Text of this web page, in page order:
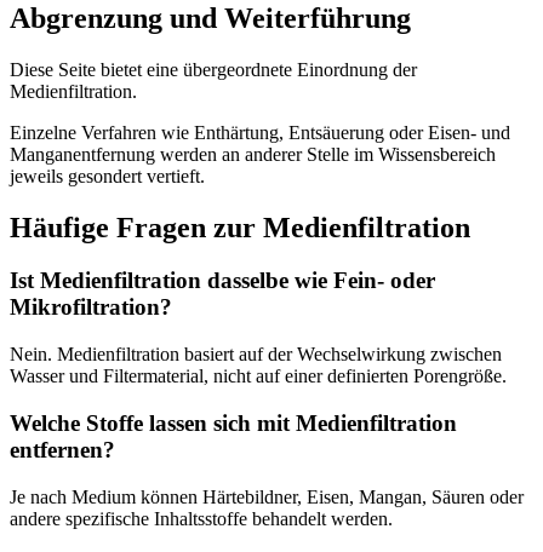
Abgrenzung und Weiterführung
Diese Seite bietet eine übergeordnete Einordnung der
Medienfiltration.
Einzelne Verfahren wie Enthärtung, Entsäuerung oder Eisen- und
Manganentfernung werden an anderer Stelle im Wissensbereich
jeweils gesondert vertieft.
Häufige Fragen zur Medienfiltration
Ist Medienfiltration dasselbe wie Fein- oder
Mikrofiltration?
Nein. Medienfiltration basiert auf der Wechselwirkung zwischen
Wasser und Filtermaterial, nicht auf einer definierten Porengröße.
Welche Stoffe lassen sich mit Medienfiltration
entfernen?
Je nach Medium können Härtebildner, Eisen, Mangan, Säuren oder
andere spezifische Inhaltsstoffe behandelt werden.